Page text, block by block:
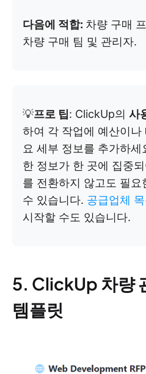
다음에 적합: 차량 구매
차량 구매 팀 및 관리자.
💡프로 팁: ClickUp의 사
하여 각 작업에 예산이나
요 세부 정보를 추가하세
한 정보가 한 곳에 집중
를 전환하지 않고도 필
수 있습니다. 공급업체
시작할 수도 있습니다.
5. ClickUp 차량
템플릿